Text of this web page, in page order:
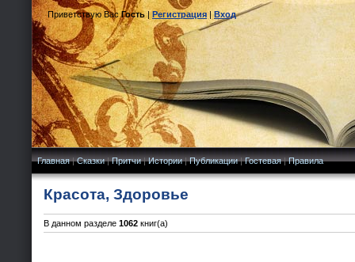
Приветствую Вас Гость|Регистрация|Вход
Главная|Сказки|Притчи|Истории|Публикации|Гостевая|Правила
Красота, Здоровье
В данном разделе 1062 книг(а)